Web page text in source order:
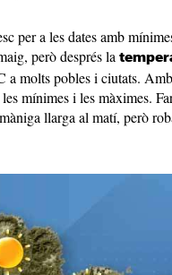
per a les dates amb
però després la
a molts pobles i ciutats.
mínimes i les màximes.
llarga al matí, però